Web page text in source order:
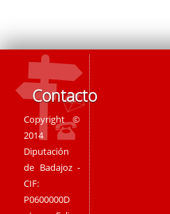
Contacto
Copyright ©
2014
Diputación
de Badajoz -
CIF:
P0600000D